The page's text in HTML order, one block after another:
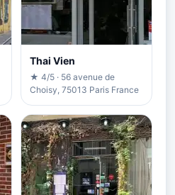
Thai Vien
★ 4/5 · 56 avenue de
Choisy, 75013 Paris France